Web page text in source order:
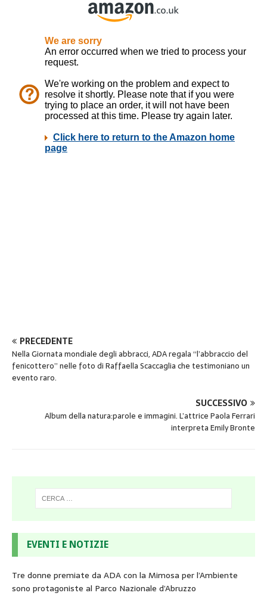
PRECEDENTE
Nella Giornata mondiale degli abbracci, ADA regala “l’abbraccio del
fenicottero” nelle foto di Raffaella Scaccaglia che testimoniano un
evento raro.
SUCCESSIVO
Album della natura:parole e immagini. L’attrice Paola Ferrari
interpreta Emily Bronte
EVENTI E NOTIZIE
Tre donne premiate da ADA con la Mimosa per l’Ambiente
sono protagoniste al Parco Nazionale d’Abruzzo